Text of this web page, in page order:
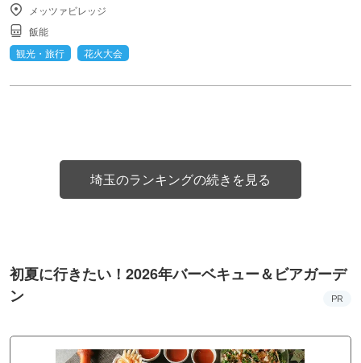
メッツァビレッジ
飯能
観光・旅行
花火大会
埼玉のランキングの続きを見る
初夏に行きたい！2026年バーベキュー＆ビアガーデ
ン
PR